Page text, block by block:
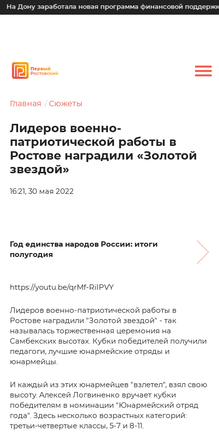
заработала новая программа финансовой поддержки для
Главная Сюжеты
Лидеров военно-
патриотической работы в
Ростове наградили «Золотой
звездой»
16:21, 30 мая 2022
Год единства народов России: итоги
полугодия
https://youtu.be/qrMf-RiIPVY
Лидеров военно-патриотической работы в
Ростове наградили "Золотой звездой" - так
называлась торжественная церемония на
Самбекских высотах. Кубки победителей получили
педагоги, лучшие юнармейские отряды и
юнармейцы.
И каждый из этих юнармейцев "взлетел", взял свою
высоту. Алексей Логвиненко вручает кубки
победителям в номинации "Юнармейский отряд
года". Здесь несколько возрастных категорий:
третьи-четвертые классы, 5-7 и 8-11.